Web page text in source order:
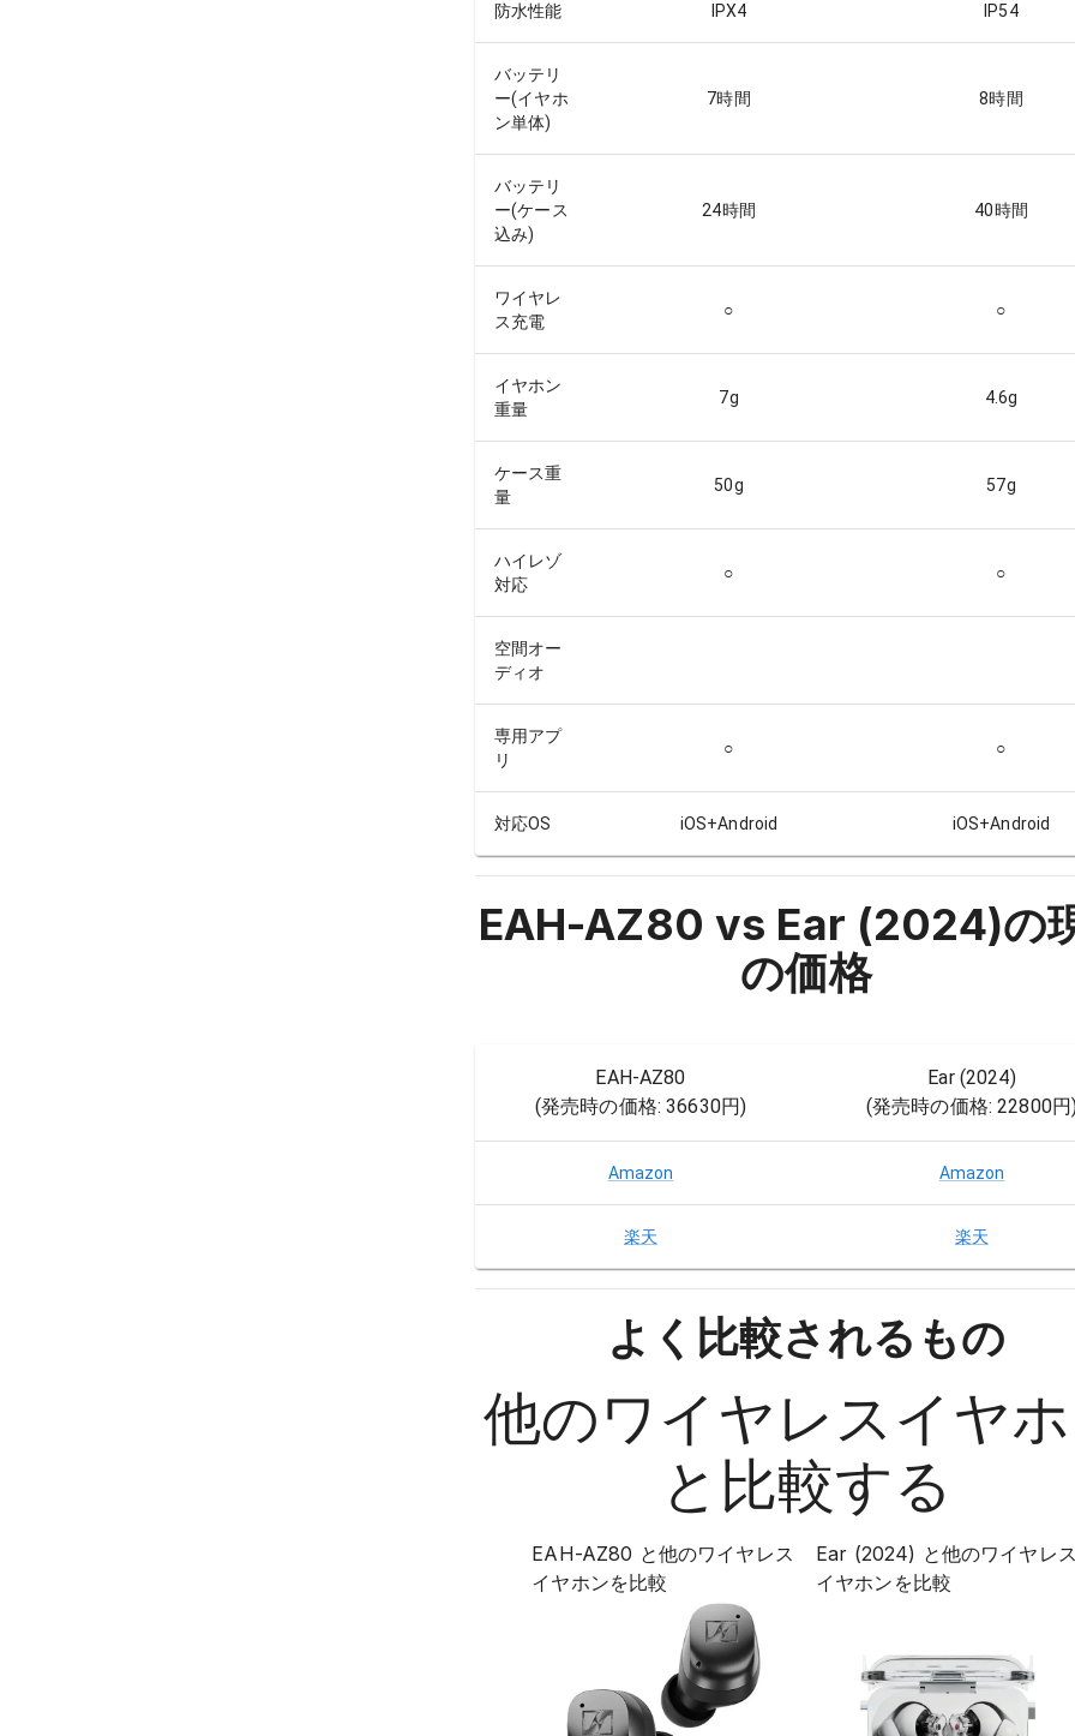
防水性能 IPX4 IP54
バッテリ
ー(イヤホ
ン単体)
7時間 8時間
バッテリ
ー(ケース
込み)
24時間 40時間
ワイヤレ
ス充電
○ ○
イヤホン
重量
7g 4.6g
ケース重
量
50g 57g
ハイレゾ
対応
○ ○
空間オー
ディオ
専用アプ
リ
○ ○
対応OS iOS+Android iOS+Android
EAH-AZ80 vs Ear (2024)の
の価格
EAH-AZ80
(発売時の価格:36630円)
Ear (2024)
(発売時の価格:22800円
Amazon Amazon
楽天 楽天
よく比較されるもの
他のワイヤレスイヤ
と比較する
EAH-AZ80 と他のワイヤレス
イヤホンを比較
Ear (2024) と他のワイヤレ
イヤホン を比較